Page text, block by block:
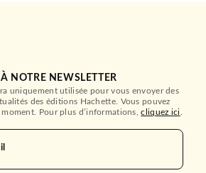
NOTRE NEWSLETTER
uniquement utilisée pour vous envoyer des
des éditions Hachette. Vous pouvez
Pour plus d’informations,cliquez ici